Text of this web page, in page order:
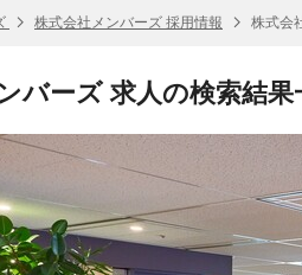
株式会社メンバーズ 採用情報 株式会
バーズ 求人の検索結果